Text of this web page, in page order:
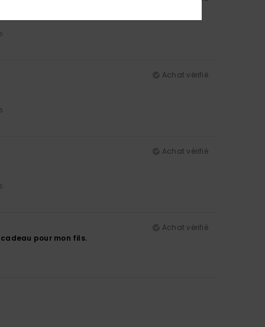
Achat vérifié
Achat vérifié
Achat vérifié
pour mon fils.